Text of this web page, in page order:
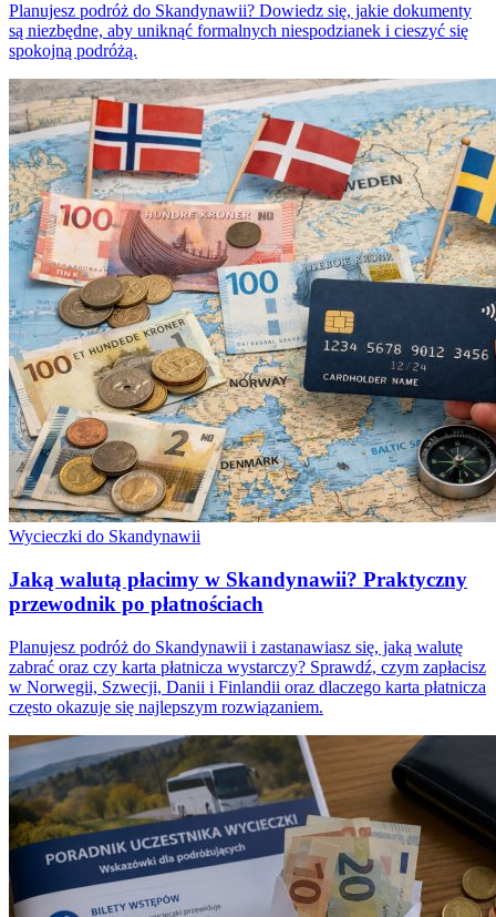
Planujesz podróż do Skandynawii? Dowiedz się, jakie dokumenty
są niezbędne, aby uniknąć formalnych niespodzianek i cieszyć się
spokojną podróżą.
Wycieczki do Skandynawii
Jaką walutą płacimy w Skandynawii? Praktyczny
przewodnik po płatnościach
Planujesz podróż do Skandynawii i zastanawiasz się, jaką walutę
zabrać oraz czy karta płatnicza wystarczy? Sprawdź, czym zapłacisz
w Norwegii, Szwecji, Danii i Finlandii oraz dlaczego karta płatnicza
często okazuje się najlepszym rozwiązaniem.